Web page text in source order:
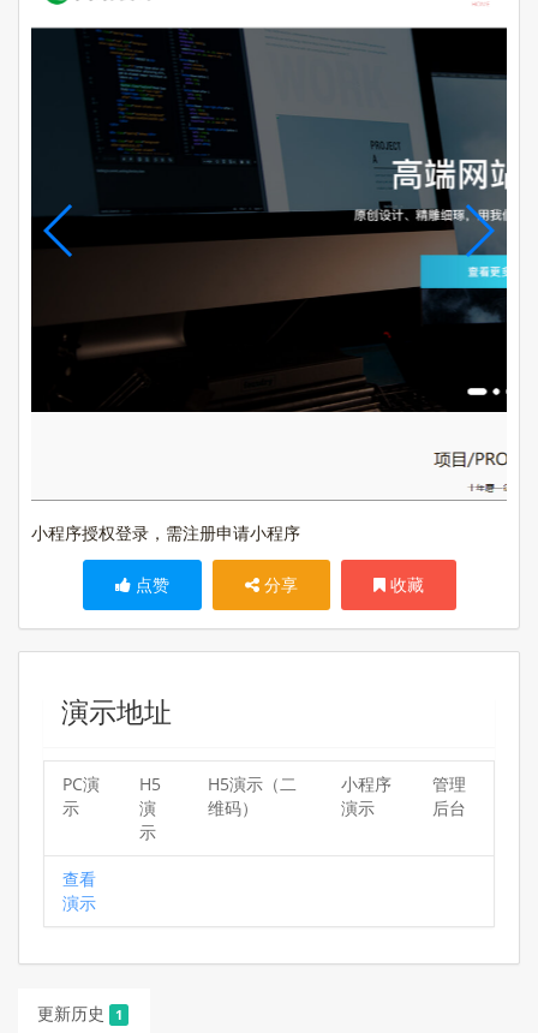
小程序授权登录，需注册申请小程序
点赞 分享 收藏
演示地址
PC演
示
H5
演
示
H5演示（二
维码）
小程序
演示
管理
后台
查看
演示
更新历史 1